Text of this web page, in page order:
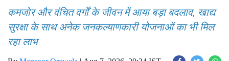
कमजोर और वंचित वर्गों के जीवन में आया बड़ा बदलाव, खाद्य
सुरक्षा के साथ अनेक जनकल्याणकारी योजनाओं का भी मिल
रहा लाभ